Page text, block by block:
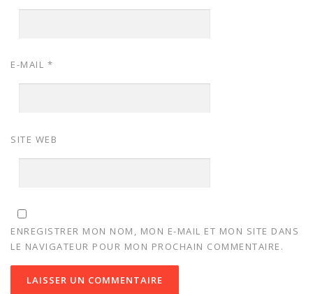
E-MAIL *
SITE WEB
ENREGISTRER MON NOM, MON E-MAIL ET MON SITE DANS
LE NAVIGATEUR POUR MON PROCHAIN COMMENTAIRE.